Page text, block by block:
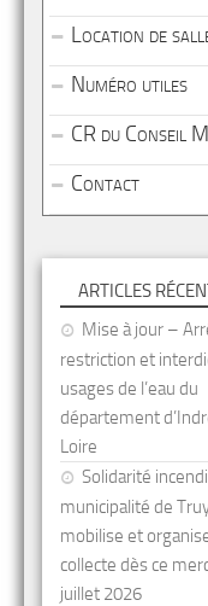
Location de
Numéro utiles
CR du Conseil
Contact
ARTICLES
Mise à jour –
restriction et
usages de l’eau du
département
Loire
Solidarité
municipalité de
mobilise et
collecte dès ce
juillet 2026